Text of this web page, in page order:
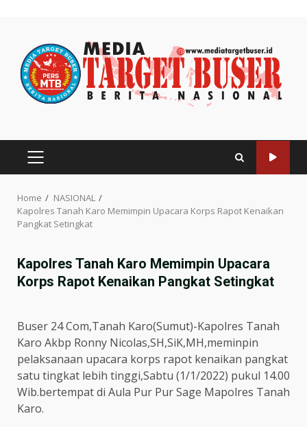
content
PRIMARY
Home
NASIONAL
Kapolres Tanah Karo Memimpin Upacara Korps Rapot Kenaikan
Pangkat Setingkat
Kapolres Tanah Karo Memimpin Upacara
Korps Rapot Kenaikan Pangkat Setingkat
Buser 24 Com,Tanah Karo(Sumut)-Kapolres Tanah
Karo Akbp Ronny Nicolas,SH,SiK,MH,meminpin
pelaksanaan upacara korps rapot kenaikan pangkat
satu tingkat lebih tinggi,Sabtu (1/1/2022) pukul 14.00
Wib.bertempat di Aula Pur Pur Sage Mapolres Tanah
Karo.